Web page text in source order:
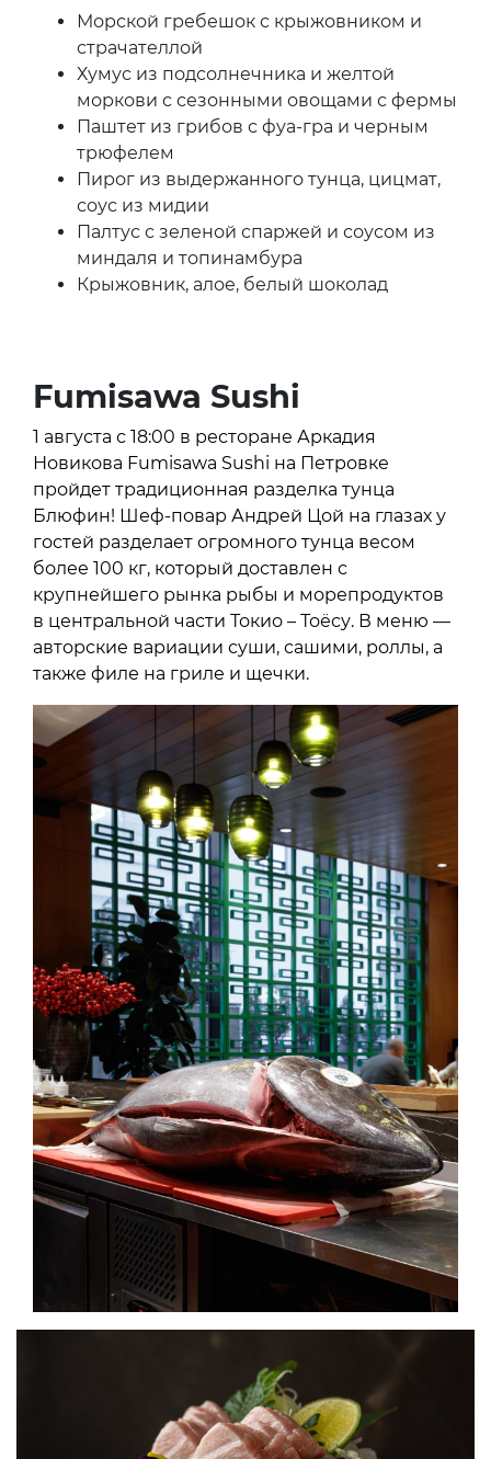
Морской гребешок с крыжовником и
страчателлой
Хумус из подсолнечника и желтой
моркови с сезонными овощами с фермы
Паштет из грибов с фуа-гра и черным
трюфелем
Пирог из выдержанного тунца, цицмат,
соус из мидии
Палтус с зеленой спаржей и соусом из
миндаля и топинамбура
Крыжовник, алое, белый шоколад
Fumisawa Sushi
1 августа с 18:00 в ресторане Аркадия
Новикова Fumisawa Sushi на Петровке
пройдет традиционная разделка тунца
Блюфин! Шеф-повар Андрей Цой на глазах у
гостей разделает огромного тунца весом
более 100 кг, который доставлен с
крупнейшего рынка рыбы и морепродуктов
в центральной части Токио – Тоёсу. В меню —
авторские вариации суши, сашими, роллы, а
также филе на гриле и щечки.